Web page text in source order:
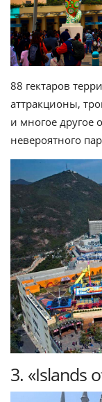
88 гектаров
аттракционы,
и многое другое
невероятного
3. «Islands